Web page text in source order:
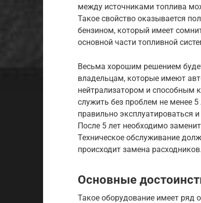
между источниками топлива
Такое свойство оказывается
бензином, который имеет
основной части топливной
Весьма хорошим решением
владельцам, которые имеют
нейтрализатором и способным
служить без проблем не менее
правильно эксплуатироваться
После 5 лет необходимо
Техническое обслуживание
происходит замена расходников.
Основные
Такое оборудование имеет ряд